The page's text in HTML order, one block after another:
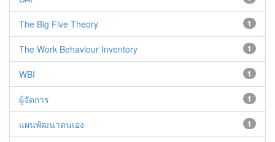
1
The Big Five Theory
1
The Work Behaviour Inventory
1
WBI
1
ผู้จัดการ
1
แผนพัฒนาตนเอง